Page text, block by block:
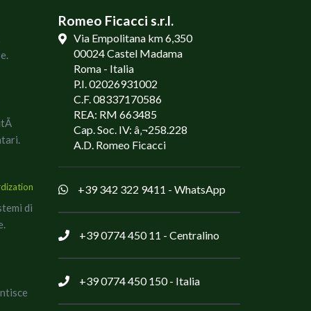
di
Romeo Ficacci s.r.l.
Via Empolitana km 6,350
00024 Castel Madama
Roma - Italia
P.I. 02026931002
C.F. 08337170586
REA: RM 663485
Cap. Soc. IV: â‚¬258.228
A.D. Romeo Ficacci
+39 342 322 9411 - WhatsApp
+39 0774 450 11 - Centralino
+39 0774 450 150- Italia